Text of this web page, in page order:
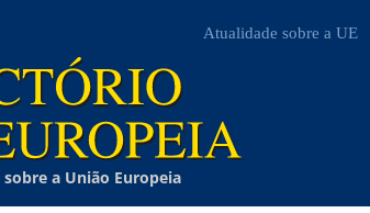
Atualidade sobre a UE
a União Europeia